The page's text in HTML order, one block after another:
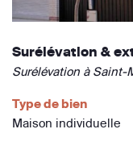
Surélévation &
Surélévation à Saint-
Type de bien
Maison individuelle